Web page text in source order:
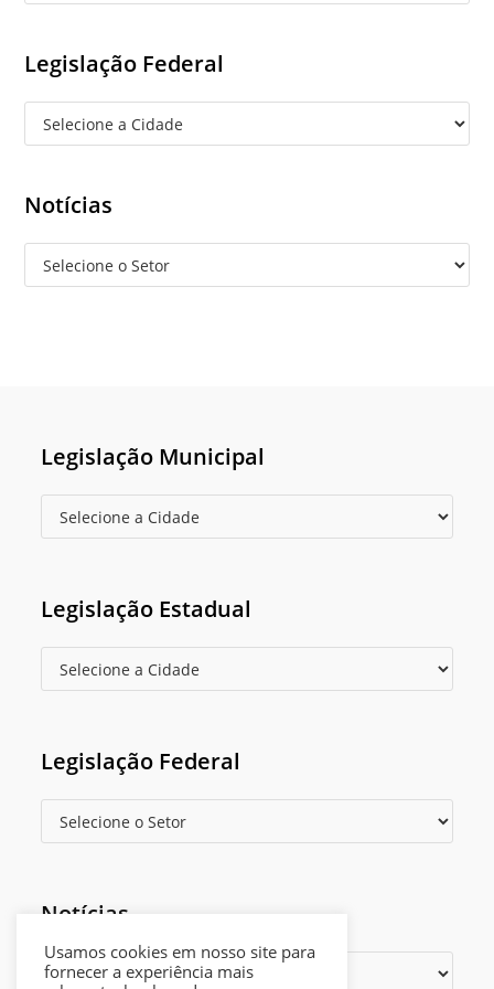
Legislação Federal
Notícias
Legislação Municipal
Legislação Estadual
Legislação Federal
Notícias
Usamos cookies em nosso site para
fornecer a experiência mais